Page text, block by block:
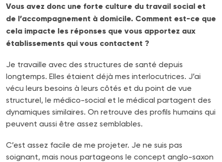
Vous avez donc une forte culture du travail social et
de l’accompagnement à domicile. Comment est-ce que
cela impacte les réponses que vous apportez aux
établissements qui vous contactent ?
Je travaille avec des structures de santé depuis
longtemps. Elles étaient déjà mes interlocutrices. J’ai
vécu leurs besoins à leurs côtés et du point de vue
structurel, le médico-social et le médical partagent des
dynamiques similaires. On retrouve des profils humains qui
peuvent aussi être assez semblables.
C’est assez facile de me projeter. Je ne suis pas
soignant, mais nous partageons le concept anglo-saxon